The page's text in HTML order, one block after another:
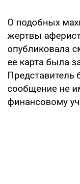
О подобных
жертвы
опубликовала
ее карта была
Представитель
сообщение не
финансовому